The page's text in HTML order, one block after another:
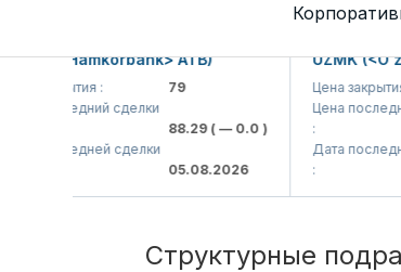
Структурные
(<Hamkorbank> ATB)
закрытия :
79
последний сделки
88.29( — 0.0 )
последней сделки
05.08.2026
UZMK
Цена закрытия :
Цена
Дата
Структурные